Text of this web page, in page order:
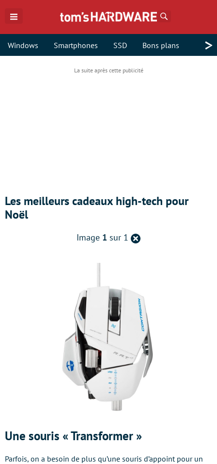
Windows Smartphones SSD Bons plans >
Les meilleurs cadeaux high-tech pour
Noël
Image 1 sur 1 Retour
Une souris « Transformer »
Parfois, on a besoin de plus qu’une souris d’appoint pour un